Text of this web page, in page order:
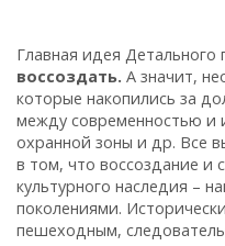
Главная идея Детального
воссоздать. А значит,
которые накопились за
между современностью и
охранной зоны и др. Все
в том, что воссоздание и
культурного наследия –
поколениями.
пешеходным,